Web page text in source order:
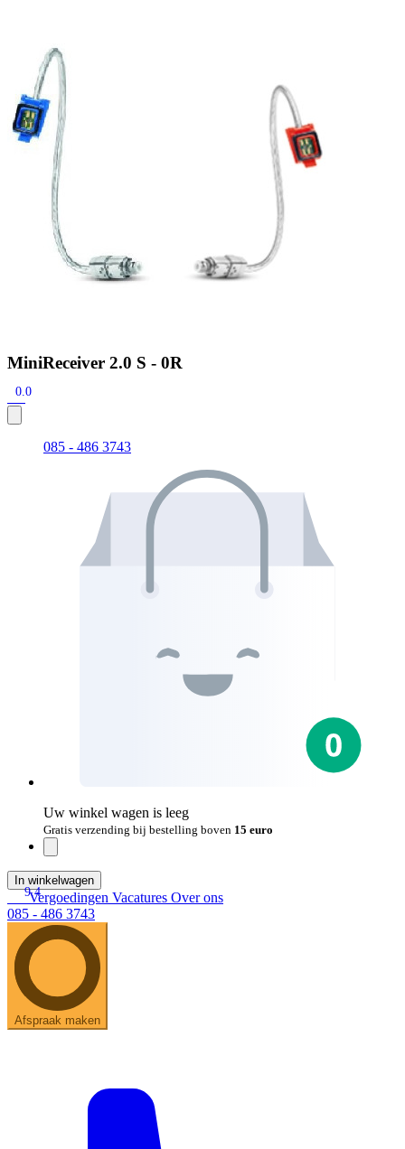
Zoeken
Snel zoeken
Signia hoortoestellen
Signia Silk IX
Allure AI Audio Service R LI 7
Hoortoestelbatterijen
Onderhoudsartikelen
Signia Active Mini IX - Oplaadbaar
De Signia Active Mini IX is het nieuwste hoortoestel van Signia.
MiniReceiver 2.0 S - 0R
0.0
085 - 486 3743
Uw winkel wagen is leeg
Gratis verzending bij bestelling boven 15 euro
In winkelwagen
9.4
Vergoedingen Vacatures Over ons
085 - 486 3743
Afspraak maken